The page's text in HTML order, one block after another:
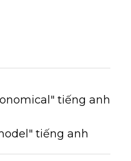
tiếng anh
tiếng anh